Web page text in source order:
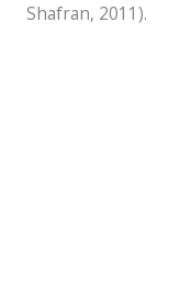
Shafran, 2011).